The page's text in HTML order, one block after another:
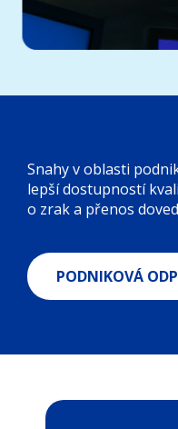
Snahy v oblasti
lepší dostupností
o zrak a přenos
PODNIKOVÁ